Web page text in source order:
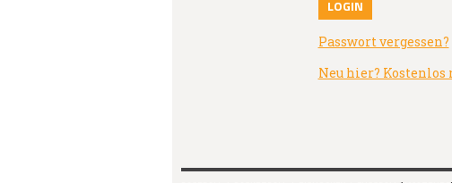
Passwort vergessen?
Neu hier?